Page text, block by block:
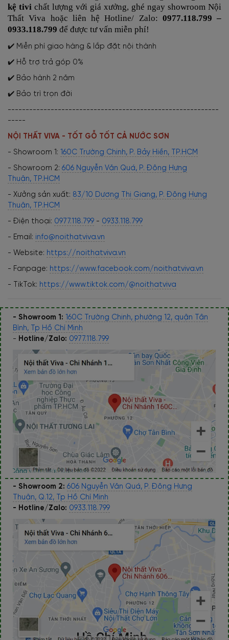
kệ tivi chất lượng với giá xưởng, ghé ngay showroom Nội
Thất Viva hoặc liên hệ Hotline/ Zalo: 0977.118.799 –
0933.118.799 để được tư vấn miễn phí!
✔️ Miễn phí giao hàng & lắp đặt nội thành
✔️ Hỗ trợ trả góp 0%
✔️ Bảo hành 2 năm
✔️ Bảo trì trọn đời
-----------------------------------------------------------
-----
NỘI THẤT VIVA - TỐT GỖ TỐT CẢ NƯỚC SƠN
- Showroom 1: 160C Trường Chinh, P. Bảy Hiền, TP.HCM
- Showroom 2: 606 Nguyễn Văn Quá, P. Đông Hưng
Thuận, TP.HCM
- Xưởng sản xuất: 83/10 Dương Thị Giang, P. Đông Hưng
Thuận, TP.HCM
- Điện thoại: 0977.118.799 - 0933.118.799
- Email: info@noithatviva.vn
- Website: https://noithatviva.vn
- Fanpage: https://www.facebook.com/noithatviva.vn
- TikTok: https://www.tiktok.com/@noithatviva
- Showroom 1: 160C Trường Chinh, phường 12, quận Tân
Bình, Tp Hồ Chí Minh
- Hotline/Zalo: 0977.118.799
- Showroom 2: 606 Nguyễn Văn Quá, P. Đông Hưng
Thuận, Q.12, Tp Hồ Chí Minh
- Hotline/Zalo: 0933.118.799